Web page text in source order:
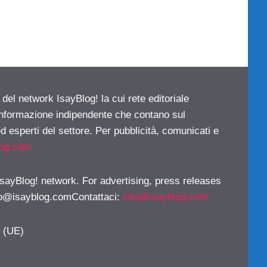
network IsayBlog! la cui rete editoriale
indipendente che contano sul
esperti del settore. Per pubblicità, comunicati e
network. For advertising, press releases
: info@isayblog.com
(UE)